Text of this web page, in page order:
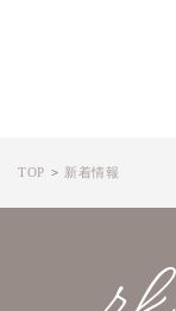
TOP 新着情報